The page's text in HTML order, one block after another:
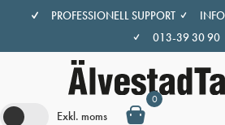
innehåll
PROFESSIONELL SUPPORT
013-39 30 90
Exkl. moms
0